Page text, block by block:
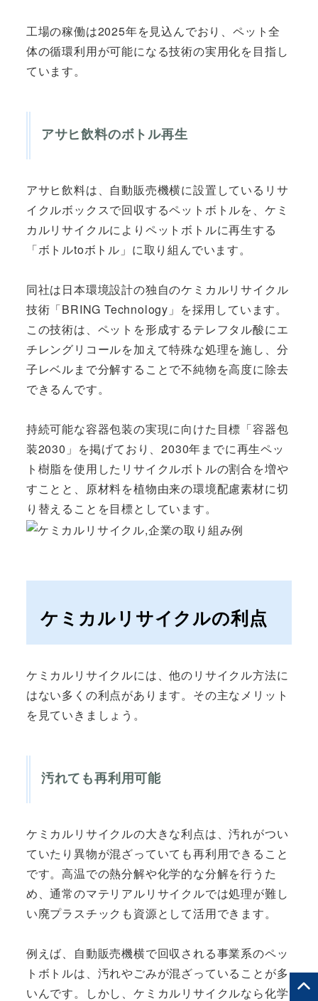
工場の稼働は2025年を見込んでおり、ペット全
体の循環利用が可能になる技術の実用化を目指し
ています。
アサヒ飲料のボトル再生
アサヒ飲料は、自動販売機横に設置しているリサ
イクルボックスで回収するペットボトルを、ケミ
カルリサイクルによりペットボトルに再生する
「ボトルtoボトル」に取り組んでいます。
同社は日本環境設計の独自のケミカルリサイクル
技術「BRING Technology」を採用しています。
この技術は、ペットを形成するテレフタル酸にエ
チレングリコールを加えて特殊な処理を施し、分
子レベルまで分解することで不純物を高度に除去
できるんです。
持続可能な容器包装の実現に向けた目標「容器包
装2030」を掲げており、2030年までに再生ペッ
ト樹脂を使用したリサイクルボトルの割合を増や
すことと、原材料を植物由来の環境配慮素材に切
り替えることを目標としています。
ケミカルリサイクルの利点
ケミカルリサイクルには、他のリサイクル方法に
はない多くの利点があります。その主なメリット
を見ていきましょう。
汚れても再利用可能
ケミカルリサイクルの大きな利点は、汚れがつい
ていたり異物が混ざっていても再利用できること
です。高温での熱分解や化学的な分解を行うた
め、通常のマテリアルリサイクルでは処理が難し
い廃プラスチックも資源として活用できます。
例えば、自動販売機横で回収される事業系のペッ
トボトルは、汚れやごみが混ざっていることが多
いんです。しかし、ケミカルリサイクルなら化学